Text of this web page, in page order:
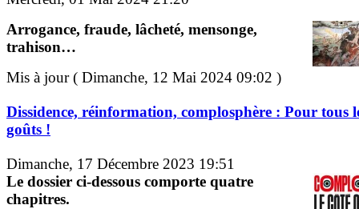
Arrogance, fraude, lâcheté, mensonge,
trahison…
Mis à jour ( Dimanche, 12 Mai 2024 09:02 )
Dissidence, réinformation, complosphère : Pour tous
goûts !
Dimanche, 17 Décembre 2023 19:51
Le dossier ci-dessous comporte quatre
chapitres.